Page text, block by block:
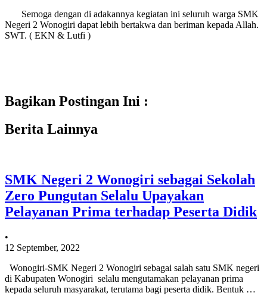
Semoga dengan di adakannya kegiatan ini seluruh warga SMK
Negeri 2 Wonogiri dapat lebih bertakwa dan beriman kepada Allah.
SWT. ( EKN & Lutfi )
Bagikan Postingan Ini :
Berita Lainnya
SMK Negeri 2 Wonogiri sebagai Sekolah
Zero Pungutan Selalu Upayakan
Pelayanan Prima terhadap Peserta Didik
•
12 September, 2022
Wonogiri-SMK Negeri 2 Wonogiri sebagai salah satu SMK negeri
di Kabupaten Wonogiri selalu mengutamakan pelayanan prima
kepada seluruh masyarakat, terutama bagi peserta didik. Bentuk …